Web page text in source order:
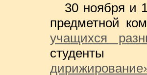
30 ноября и
предметной
учащихся